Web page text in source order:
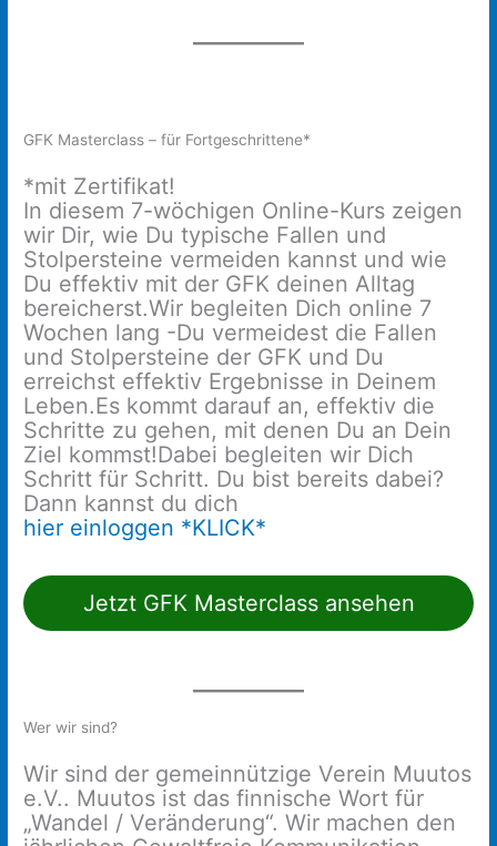
GFK Masterclass – für Fortgeschrittene*
*mit Zertifikat!
In diesem 7-wöchigen Online-Kurs zeigen
wir Dir, wie Du typische Fallen und
Stolpersteine vermeiden kannst und wie
Du effektiv mit der GFK deinen Alltag
bereicherst.Wir begleiten Dich online 7
Wochen lang -Du vermeidest die Fallen
und Stolpersteine der GFK und Du
erreichst effektiv Ergebnisse in Deinem
Leben.Es kommt darauf an, effektiv die
Schritte zu gehen, mit denen Du an Dein
Ziel kommst!Dabei begleiten wir Dich
Schritt für Schritt. Du bist bereits dabei?
Dann kannst du dich
hier einloggen *KLICK*
Jetzt GFK Masterclass ansehen
Wer wir sind?
Wir sind der gemeinnützige Verein Muutos
e.V.. Muutos ist das finnische Wort für
„Wandel / Veränderung“. Wir machen den